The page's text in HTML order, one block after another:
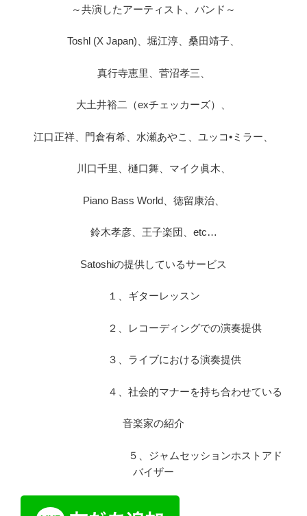
～共演したアーティスト、バンド～
Toshl (X Japan)、堀江淳、桑田靖子、
真行寺恵里、菅沼孝三、
大土井裕二（exチェッカーズ）、
江口正祥、門倉有希、水瀬あやこ、ユッコ•ミラー、
川口千里、樋口舞、マイク眞木、
Piano Bass World、徳留康治、
鈴木孝彦、王子楽団、etc…
Satoshiの提供しているサービス
１、ギターレッスン
２、レコーディングでの演奏提供
３、ライブにおける演奏提供
４、社会的マナーを持ち合わせている
音楽家の紹介
５、ジャムセッションホストアド
バイザー